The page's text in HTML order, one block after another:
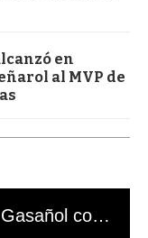
en
al MVP de
El mal momento de Yanina Gasañol con un hincha argentino en "Subrayado"